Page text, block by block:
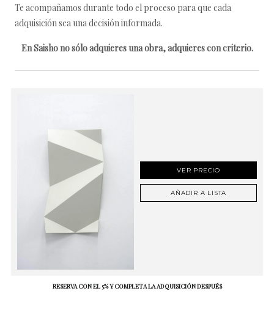
Te acompañamos durante todo el proceso para que cada
adquisición sea una decisión informada.
En Saisho no sólo adquieres una obra, adquieres con criterio.
VER PRECIO
AÑADIR A LISTA
RESERVA CON EL 5% Y COMPLETA LA ADQUISICIÓN DESPUÉS